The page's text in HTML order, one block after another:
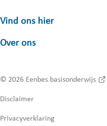
Vind ons hier
Over ons
© 2026 Eenbes basisonderwijs
Disclaimer
Privacyverklaring